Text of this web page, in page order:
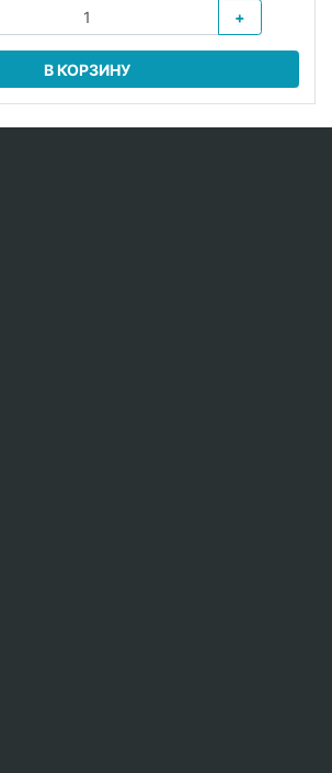
+
В КОРЗИНУ